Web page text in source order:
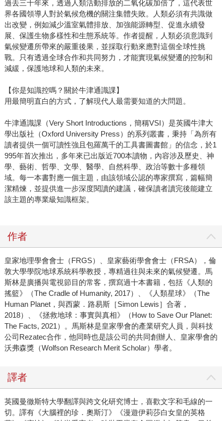
過去三十年來，透過人類活動排放的二氧化碳加倍了，這代表世
界各國領導人對於氣候危機的關注集體失敗。人類必須有共識做
出改變，例如減少溫室氣體排放、加強能源轉型、促進永續發
展、保護生物多樣性和生態系統等。作者提醒，人類必須意識到
氣候變遷所帶來的嚴重後果，並採取行動來應對這個全球性挑
戰。只有透過全球合作和共同努力，才能實現氣候變遷的控制和
減緩，保護地球和人類的未來。
【你是知識控嗎？關於牛津通識課】
用最簡明直白的方式，了解現代人最需要知道的大問題。
牛津通識課（Very Short Introductions，簡稱VSI）是英國牛津大
學出版社（Oxford University Press）的系列叢書，秉持「為所有
讀者提供一個可讀性強且包羅萬千的工具書圖書館」的信念，於1
995年首次推出，多年來已出版近700本讀物，內容涉及歷史、神
學、藝術、哲學、文學、醫學、自然科學、政治等數十多種領
域。每一本書對應一個主題，由該領域公認的專家撰寫，篇幅簡
潔精煉，並提供進一步深度閱讀的建議，確保讀者讀完後能建立
該主題的專業級知識框架。
作者
皇家地理學會會士（FRGS）、皇家藝術學會會士（FRSA），倫
敦大學學院地球系統科學教授，專精過往與未來的氣候變遷。馬
斯林是廣播與電視節目的常客，撰寫過十本書籍，包括《人類的
搖籃》（The Cradle of Humanity, 2017）、《人類星球》（The
Human Planet，與西蒙．路易斯［Simon Lewis］合著，
2018）、《拯救地球：事實與真相》（How to Save Our Planet:
The Facts, 2021）。馬斯林是皇家學會的產業研究人員，與科技
公司Rezatec合作，他同時也是該公司的共同創辦人、皇家學會的
沃弗森獎（Wolfson Research Merit Scholar）學者。
譯者
英國曼徹斯特大學翻譯與跨文化研究博士，喜歡文字和毛線的一
切。譯有《大腦裡的珍．奧斯汀》《漫遊伊莉莎白女皇的英格